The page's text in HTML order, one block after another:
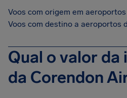
Voos com origem em aeroportos
Voos com destino a aeroportos
Qual o valor da
da Corendon